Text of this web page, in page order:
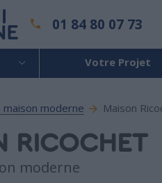
01 84 80 07 73
Votre Projet
maison moderne Maison
RICOCHET
moderne